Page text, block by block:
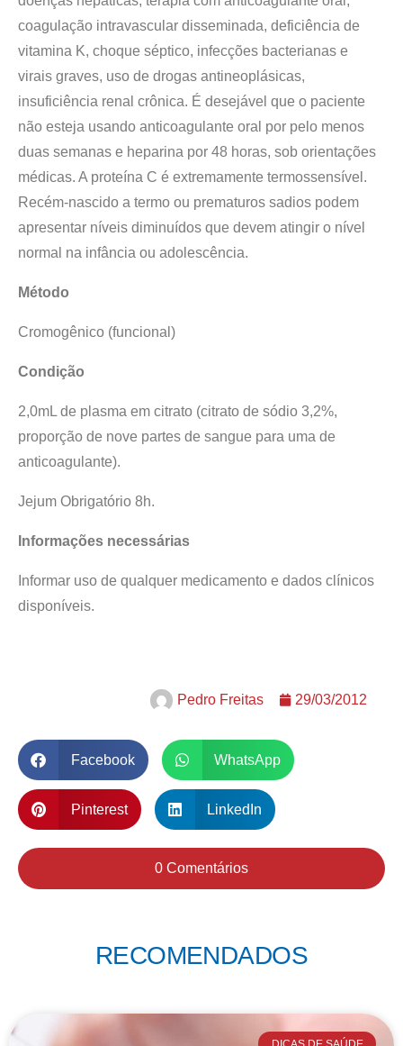
coagulação intravascular disseminada, deficiência de
vitamina K, choque séptico, infecções bacterianas e
virais graves, uso de drogas antineoplásicas,
insuficiência renal crônica. É desejável que o paciente
não esteja usando anticoagulante oral por pelo menos
duas semanas e heparina por 48 horas, sob orientações
médicas. A proteína C é extremamente termossensível.
Recém-nascido a termo ou prematuros sadios podem
apresentar níveis diminuídos que devem atingir o nível
normal na infância ou adolescência.
Método
Cromogênico (funcional)
Condição
2,0mL de plasma em citrato (citrato de sódio 3,2%,
proporção de nove partes de sangue para uma de
anticoagulante).
Jejum Obrigatório 8h.
Informações necessárias
Informar uso de qualquer medicamento e dados clínicos
disponíveis.
Pedro Freitas 29/03/2012
Facebook WhatsApp
Pinterest LinkedIn
0 Comentários
RECOMENDADOS